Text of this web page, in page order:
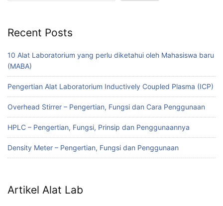
Recent Posts
10 Alat Laboratorium yang perlu diketahui oleh Mahasiswa baru
(MABA)
Pengertian Alat Laboratorium Inductively Coupled Plasma (ICP)
Overhead Stirrer – Pengertian, Fungsi dan Cara Penggunaan
HPLC – Pengertian, Fungsi, Prinsip dan Penggunaannya
Density Meter – Pengertian, Fungsi dan Penggunaan
Artikel Alat Lab